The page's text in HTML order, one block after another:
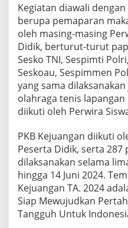
T
i
n
g
k
a
k
a
n
i
e
r
g
i
t
a
s
Kegiatan diawali
berupa pemaparan
oleh masing-masing
Didik, berturut-turut
Sesko TNI, Sespimti
Seskoau, Sespimmen
yang sama
olahraga tenis
diikuti oleh Perwira
PKB Kejuangan diikuti
Peserta Didik, serta 287
dilaksanakan selama
hingga 14 Juni 2024.
Kejuangan TA. 2024
Siap Mewujudkan
Tangguh Untuk